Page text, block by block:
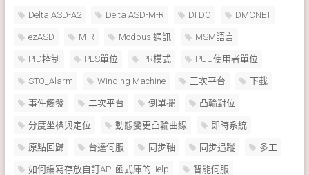
Delta ASD-A2 Delta ASD-M-R DI DO DMCNET
ezASD M-R Modbus 通訊 MSM語言
PID控制 PLS單位 PR模式 PUU使用者單位
STO_Alarm Winding Machine 三次平台 下載
事件觸發 二次平台 倒單擺 凸輪對位
分度坐標與定位 動態變更凸輪曲線 即時系統
原點回歸 台達伺服 同步軸 同步追蹤 多工
如何編寫存放自訂API 函式庫的Help 智能伺服